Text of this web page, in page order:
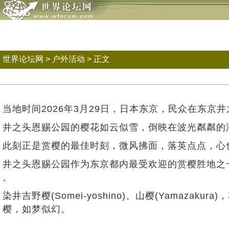
世界论坛网 > 户外活动 > 正文
当地时间2026年3月29日，日本东京，民众在东京
井之头恩赐公园的樱花如云似雪，倒映在波光粼粼
此刻正是赏樱的最佳时刻，微风拂面，落英点点，
井之头恩赐公园作为东京都内最受欢迎的赏樱胜地
。
染井吉野樱(Somei-yoshino)‌、‌山樱(Yamazakura)‌
樱，如梦似幻。